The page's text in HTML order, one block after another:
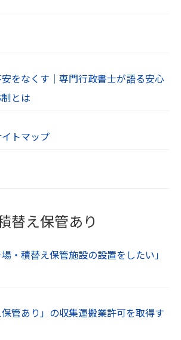
をなくす｜専門行政書士が語る安心
とは
トマップ
替え保管あり
・積替え保管施設の設置をしたい」
管あり」の収集運搬業許可を取得す